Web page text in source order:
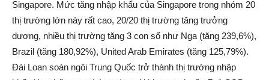
Singapore. Mức tăng nhập khẩu của Singapore trong nhóm 20
thị trường lớn này rất cao, 20/20 thị trường tăng trưởng
dương, nhiều thị trường tăng 3 con số như Nga (tăng 239,6%),
Brazil (tăng 180,92%), United Arab Emirates (tăng 125,79%).
Đài Loan soán ngôi Trung Quốc trở thành thị trường nhập